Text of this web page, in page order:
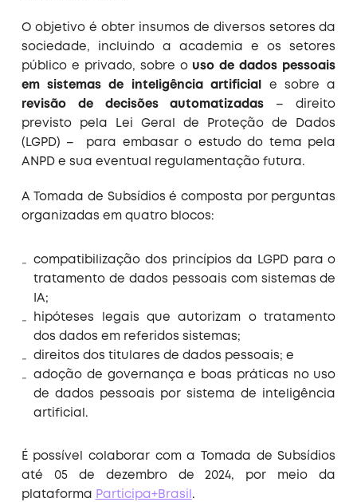
O objetivo é obter insumos de diversos setores da
sociedade, incluindo a academia e os setores
público e privado, sobre o uso de dados pessoais
em sistemas de inteligência artificial
e sobre a
revisão de decisões automatizadas – direito
previsto pela Lei Geral de Proteção de Dados
(LGPD) – para embasar o estudo do tema pela
ANPD e sua eventual regulamentação futura.
A Tomada de Subsídios é composta por perguntas
organizadas em quatro blocos:
compatibilização dos princípios da LGPD para o
tratamento de dados pessoais com sistemas de
IA;
hipóteses legais que autorizam o tratamento
dos dados em referidos sistemas;
direitos dos titulares de dados pessoais; e
adoção de governança e boas práticas no uso
de dados pessoais por sistema de inteligência
artificial.
É possível colaborar com a Tomada de Subsídios
até 05 de dezembro de 2024, por meio da
plataforma Participa+Brasil .